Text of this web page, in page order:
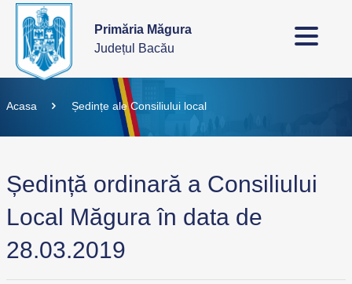
Primăria Măgura
Județul Bacău
Acasa Ședințe ale Consiliului local
Ședință ordinară a Consiliului
Local Măgura în data de
28.03.2019